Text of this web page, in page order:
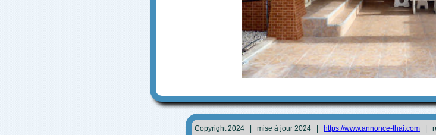
Copyright 2024 | mise à jour 2024 | https://www.annonce-thai.com |